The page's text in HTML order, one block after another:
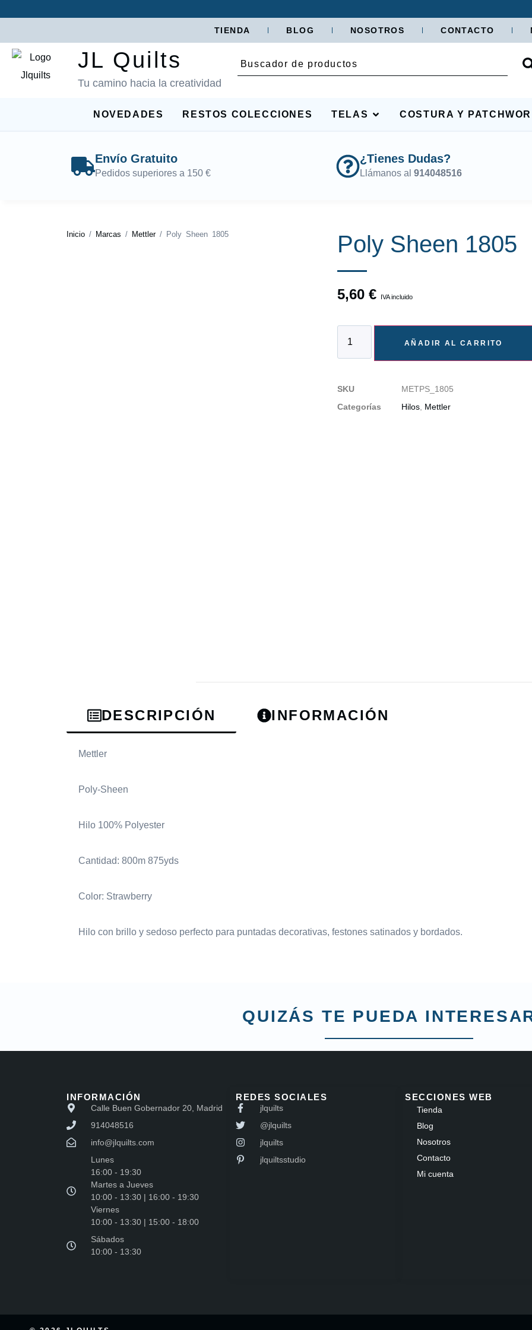
TIENDA BLOG NOSOTROS CONTACTO
JL Quilts
Tu camino hacia la creatividad
NOVEDADES RESTOS COLECCIONES TELAS COSTURA Y
Envío Gratuito
Pedidos superiores a 150 €
¿Tienes Dudas?
Llámanos al 914048516
Inicio / Marcas / Mettler/ Poly Sheen 1805 Poly Sheen 1805
5,60 € IVA incluido
AÑADIR AL CARRITO
SKU
METPS_1805
Categorías
Hilos Mettler
DESCRIPCIÓN INFORMACIÓN
Mettler
Poly-Sheen
Hilo 100% Polyester
Cantidad: 800m 875yds
Color: Strawberry
Hilo con brillo y sedoso perfecto para puntadas decorativas, festones satinados y bordados.
QUIZÁS TE PUEDA
INFORMACIÓN
Calle Buen Gobernador 20, Madrid
914048516
info@jlquilts.com
Lunes
16:00 - 19:30
Martes a Jueves
10:00 - 13:30 | 16:00 - 19:30
Viernes
10:00 - 13:30 | 15:00 - 18:00
Sábados
10:00 - 13:30
REDES SOCIALES
jlquilts
@jlquilts
jlquilts
jlquiltsstudio
SECCIONES WEB
Tienda
Blog
Nosotros
Contacto
Mi cuenta